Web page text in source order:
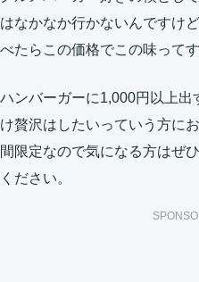
はなかなか行かないんですけ
べたらこの価格でこの味って
ハンバーガーに1,000円以上
け贅沢はしたいっていう方に
間限定なので気になる方はぜ
ください。